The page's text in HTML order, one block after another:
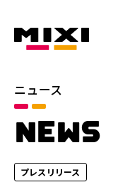
ニュース
NEWS
プレスリリース
カテゴリ
お知らせ